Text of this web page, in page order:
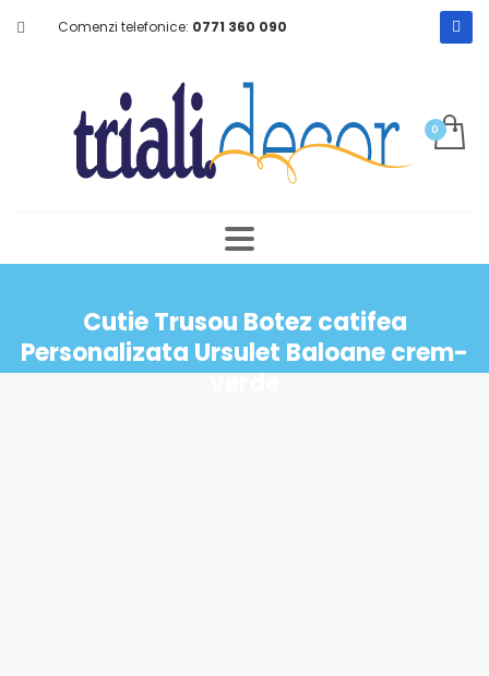
Comenzi telefonice: 0771 360 090
Cutie Trusou Botez catifea
Personalizata Ursulet Baloane crem-
verde